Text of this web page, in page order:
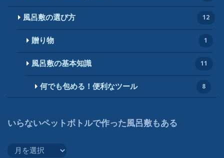
風呂敷の選び方 12
贈り物 1
風呂敷の基本知識 11
何でも包める！便利なツール 8
いらないペットボトルで作った風呂敷もある